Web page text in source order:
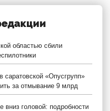
областью сбили
саратовской «Опусгрупп»
за отмывание 9 млрд
вниз головой: подробности